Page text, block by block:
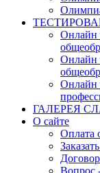
Онлайн
Онлайн
Онлайн
ГАЛЕРЕЯ
О сайте
Оплата
Вопрос